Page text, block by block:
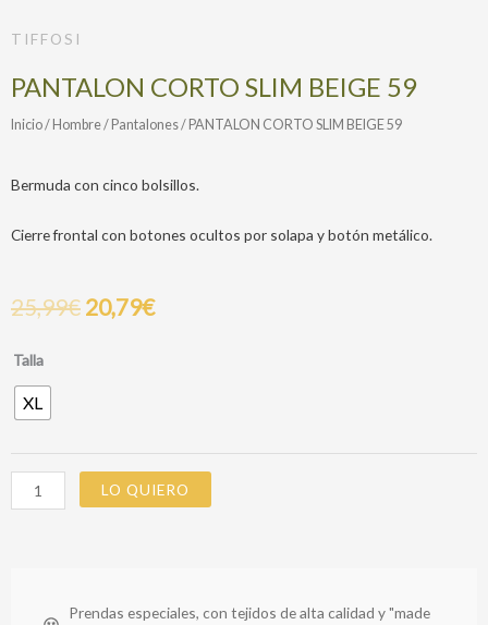
TIFFOSI
PANTALON CORTO SLIM BEIGE 59
Inicio/ Hombre/ Pantalones/ PANTALON CORTO SLIM BEIGE 59
Bermuda con cinco bolsillos.
Cierre frontal con botones ocultos por solapa y botón metálico.
25,99€ 20,79€
Talla
XL
PANTALON
SLIM
59
cantidad
LO QUIERO
Prendas especiales, con tejidos de alta calidad y "made